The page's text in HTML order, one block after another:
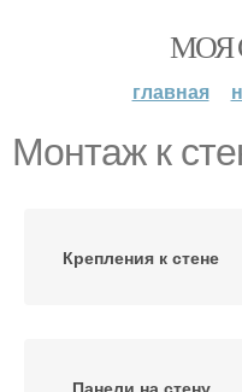
МОЯ
главная
Монтаж к
Крепления к стене
Панели на стену